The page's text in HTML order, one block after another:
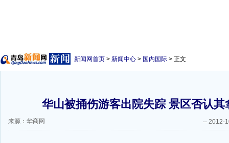
新闻网首页 > 新闻中心 > 国内国际 > 正文
华山被捅伤游客出院失踪 景区否认其
来源：华商网 -- 2012-